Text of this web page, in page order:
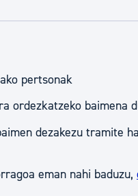
pertsonak
ordezkatzeko baimena
dezakezu tramite
eman nahi baduzu,